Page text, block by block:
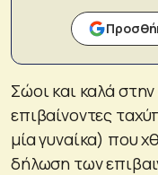
Σώοι και καλά στην
επιβαίνοντες
μία γυναίκα) που
δήλωση των